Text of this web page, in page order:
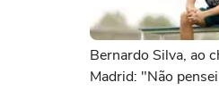
Bernardo Silva, ao
Madrid: "Não